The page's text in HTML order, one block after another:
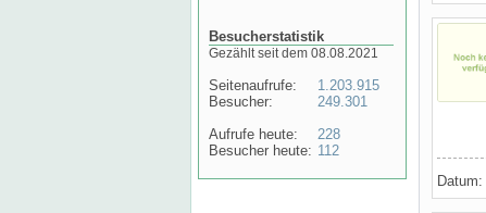
Besucherstatistik
Gezählt seit dem 08.08.2021
Seitenaufrufe:
Besucher:
Aufrufe heute:
Besucher heute:
1.203.915
249.301
228
112
Datum: